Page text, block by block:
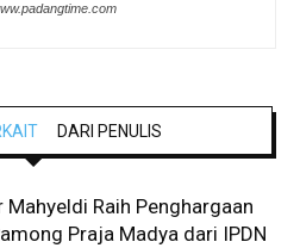
DARI PENULIS
Mahyeldi Raih Penghargaan
Praja Madya dari IPDN